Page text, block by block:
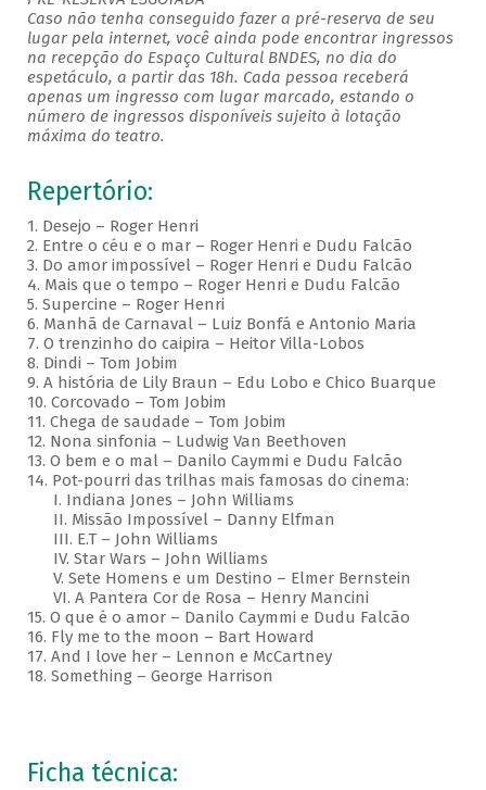
Caso não tenha conseguido fazer a pré-reserva de seu
lugar pela internet, você ainda pode encontrar ingressos
na recepção do Espaço Cultural BNDES, no dia do
espetáculo, a partir das 18h. Cada pessoa receberá
apenas um ingresso com lugar marcado, estando o
número de ingressos disponíveis sujeito à lotação
máxima do teatro.
Repertório:
1. Desejo – Roger Henri
2. Entre o céu e o mar – Roger Henri e Dudu Falcão
3. Do amor impossível – Roger Henri e Dudu Falcão
4. Mais que o tempo – Roger Henri e Dudu Falcão
5. Supercine – Roger Henri
6. Manhã de Carnaval – Luiz Bonfá e Antonio Maria
7. O trenzinho do caipira – Heitor Villa-Lobos
8. Dindi – Tom Jobim
9. A história de Lily Braun – Edu Lobo e Chico Buarque
10. Corcovado – Tom Jobim
11. Chega de saudade – Tom Jobim
12. Nona sinfonia – Ludwig Van Beethoven
13. O bem e o mal – Danilo Caymmi e Dudu Falcão
14. Pot-pourri das trilhas mais famosas do cinema:
I. Indiana Jones – John Williams
II. Missão Impossível – Danny Elfman
III. E.T – John Williams
IV. Star Wars – John Williams
V. Sete Homens e um Destino – Elmer Bernstein
VI. A Pantera Cor de Rosa – Henry Mancini
15. O que é o amor – Danilo Caymmi e Dudu Falcão
16. Fly me to the moon – Bart Howard
17. And I love her – Lennon e McCartney
18. Something – George Harrison
Ficha técnica: